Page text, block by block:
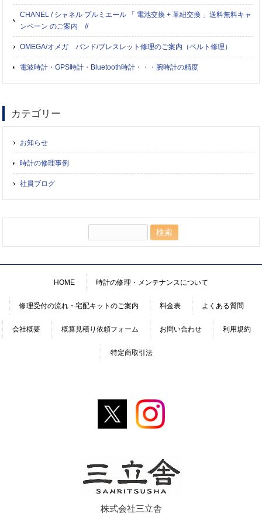
CHANEL / シャネル プルミエール 「 電池交換 + 革紐交換 」送料無料キャ
ンペーン のご案内 //
OMEGA/オメガ バンド/ブレスレット修理のご案内（ベルト修理）
電波時計・GPS時計・Bluetooth時計・・・腕時計の精度
カテゴリー
お知らせ
時計の修理事例
社員ブログ
HOME 時計の修理・メンテナンスについて
修理受付の流れ・宅配キットのご案内 料金表 よくある質問
会社概要 概算見積り依頼フォーム お問い合わせ 利用規約
特定商取引法
株式会社三立舎